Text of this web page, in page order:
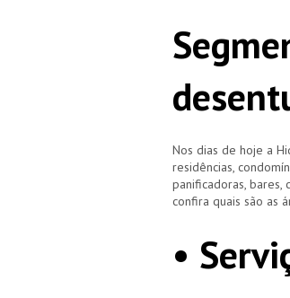
Nos dias de hoje a
residências,
panificadoras, bares,
confira quais são as
•